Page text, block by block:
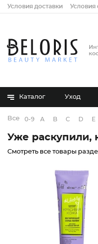
Условия доставки Условия
Каталог Уход
Все бренды
0-9 A B C D E
Уже раскупили,
Смотреть все товары